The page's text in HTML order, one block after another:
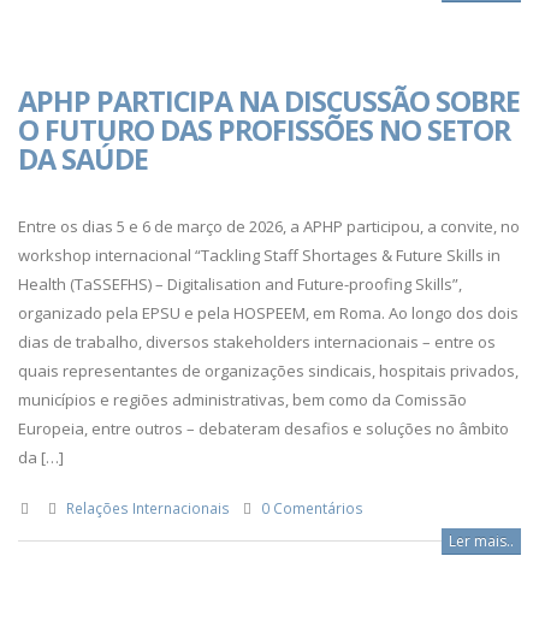
APHP PARTICIPA NA DISCUSSÃO SOBRE
O FUTURO DAS PROFISSÕES NO SETOR
DA SAÚDE
Entre os dias 5 e 6 de março de 2026, a APHP participou, a convite, no
workshop internacional “Tackling Staff Shortages & Future Skills in
Health (TaSSEFHS) – Digitalisation and Future-proofing Skills”,
organizado pela EPSU e pela HOSPEEM, em Roma. Ao longo dos dois
dias de trabalho, diversos stakeholders internacionais – entre os
quais representantes de organizações sindicais, hospitais privados,
municípios e regiões administrativas, bem como da Comissão
Europeia, entre outros – debateram desafios e soluções no âmbito
da […]
Relações Internacionais 0 Comentários
Ler mais..